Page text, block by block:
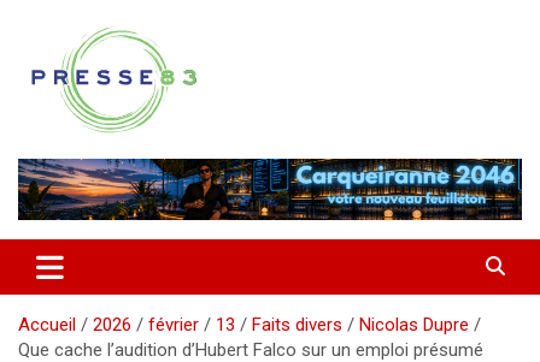
contenu
Presse 83
Accueil 2026 février 13 Faits divers
Nicolas Dupre
Que cache l’audition d’Hubert Falco sur un emploi présumé